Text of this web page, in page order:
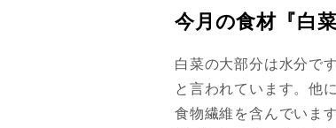
今月の食材『白菜
白菜の大部分は水分で
と言われています。他
食物繊維を含んでいま